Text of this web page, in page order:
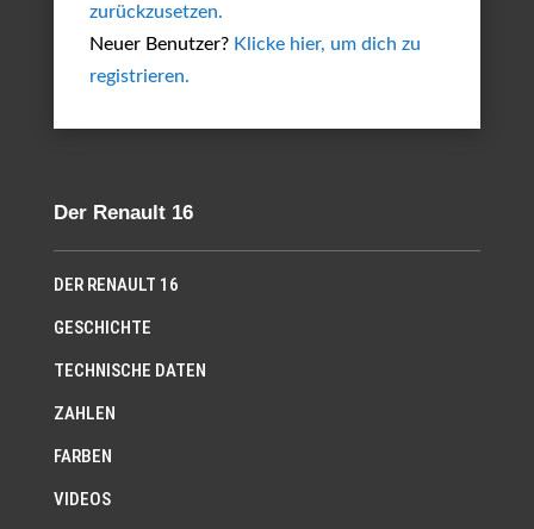
zurückzusetzen.
Neuer Benutzer? Klicke hier, um dich zu
registrieren.
Der Renault 16
DER RENAULT 16
GESCHICHTE
TECHNISCHE DATEN
ZAHLEN
FARBEN
VIDEOS